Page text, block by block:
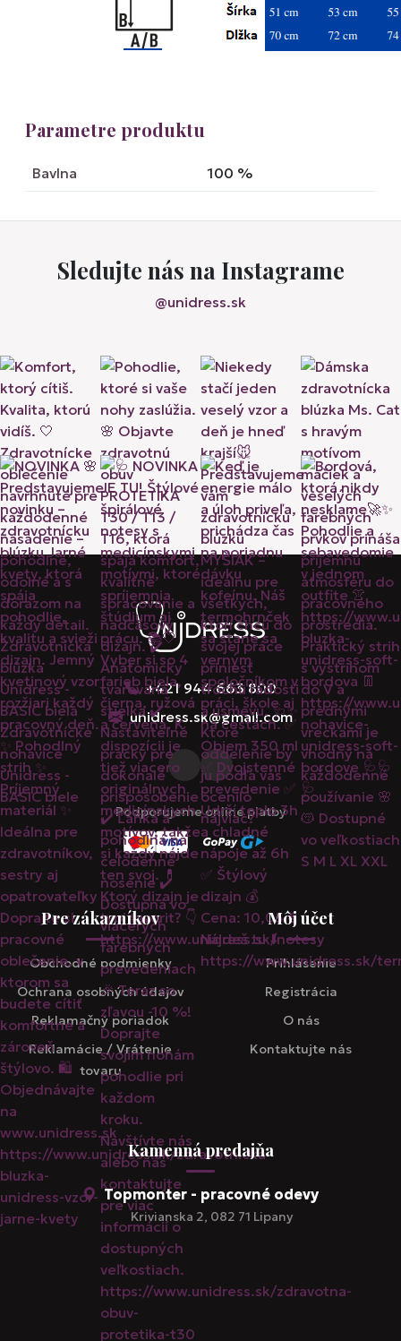
Parametre produktu
Bavlna 100 %
Sledujte nás na Instagrame
@unidress.sk
+421 944 663 800
unidress.sk@gmail.com
Podporujeme online platby
Pre zákazníkov
Obchodné podmienky
Ochrana osobných údajov
Reklamačný poriadok
Reklamácie / Vrátenie
tovaru
Môj účet
Prihlásenie
Registrácia
O nás
Kontaktujte nás
Kamenná predajňa
Topmonter - pracovné odevy
Krivianska 2, 082 71 Lipany